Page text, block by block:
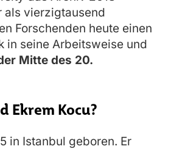
als vierzigtausend
Forschenden heute einen
in seine Arbeitsweise und
Mitte des 20.
Ekrem Kocu?
in Istanbul geboren. Er